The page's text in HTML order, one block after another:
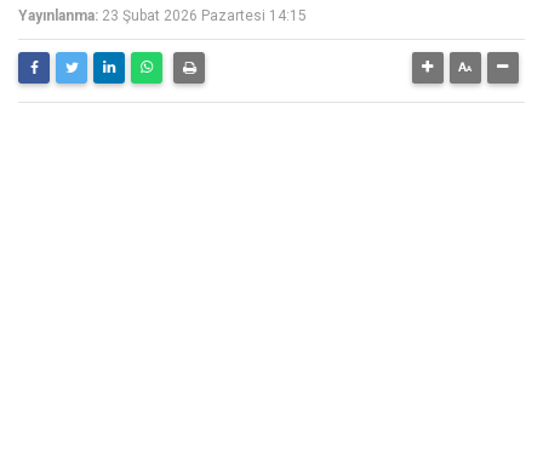
Yayınlanma: 23 Şubat 2026 Pazartesi 14:15